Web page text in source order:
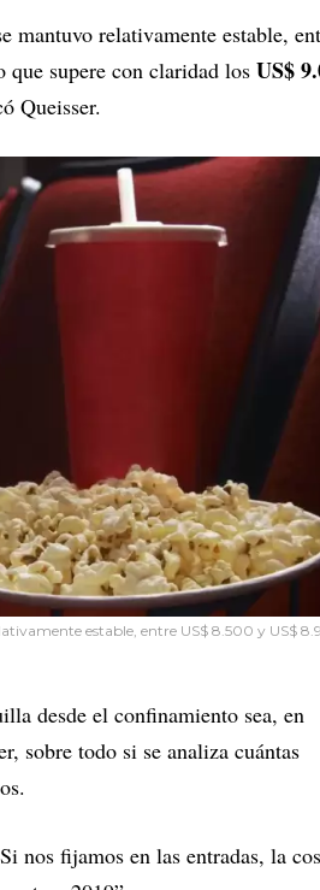
mantuvo relativamente estable,
que supere con claridad los US$
Queisser.
estable, entre US$ 8.500 y US$
desde el confinamiento sea, en
sobre todo si se analiza cuántas
nos fijamos en las entradas, la